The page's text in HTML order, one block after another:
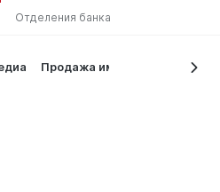
Отделения банка
Продажа имущества